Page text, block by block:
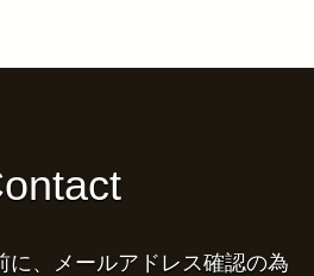
に、メールアドレス確認の為